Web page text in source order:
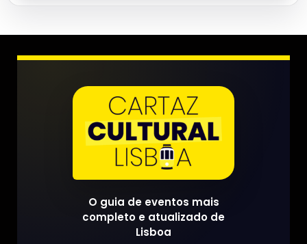
O guia de eventos mais
completo e atualizado de
Lisboa